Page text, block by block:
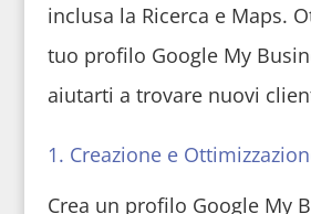
inclusa la Ricerca e Maps.
tuo profilo Google My
aiutarti a trovare nuovi
1. Creazione e
Crea un profilo Google My